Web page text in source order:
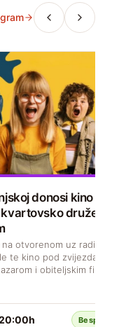
donosi kino pod
druženje
otvorenom uz radionicu
te kino pod zvijezdama s
i obiteljskim filmom
Besplatno